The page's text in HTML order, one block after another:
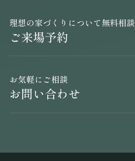
理想の家づくりについて無料相談
ご来場予約
お気軽にご相談
お問い合わせ